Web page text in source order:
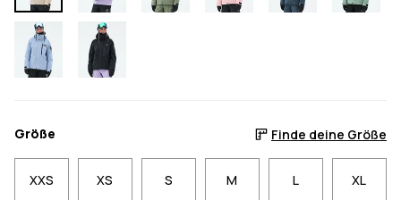
Größe Finde deine Größe
XXS XS S M L XL